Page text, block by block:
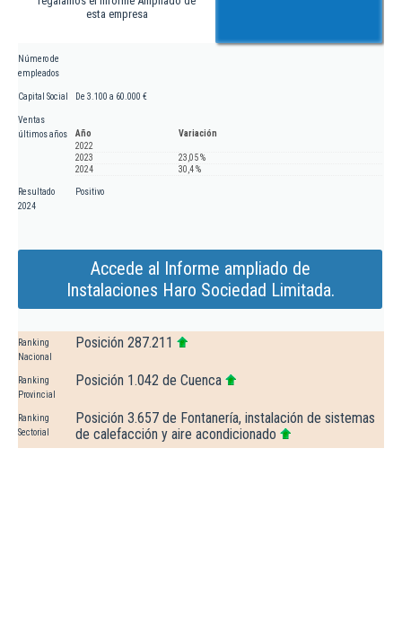
esta empresa
Número de
empleados
Capital Social De 3.100 a 60.000 €
Ventas
últimos años
Año
Variación
2022
2023
23,05 %
2024
30,4 %
Resultado
2024
Positivo
Accede al Informe ampliado de
Instalaciones Haro Sociedad Limitada.
Ranking
Nacional
Posición 287.211
Ranking
Provincial
Posición 1.042 de Cuenca
Ranking
Sectorial
Posición 3.657 de Fontanería, instalación de sistemas
de calefacción y aire acondicionado